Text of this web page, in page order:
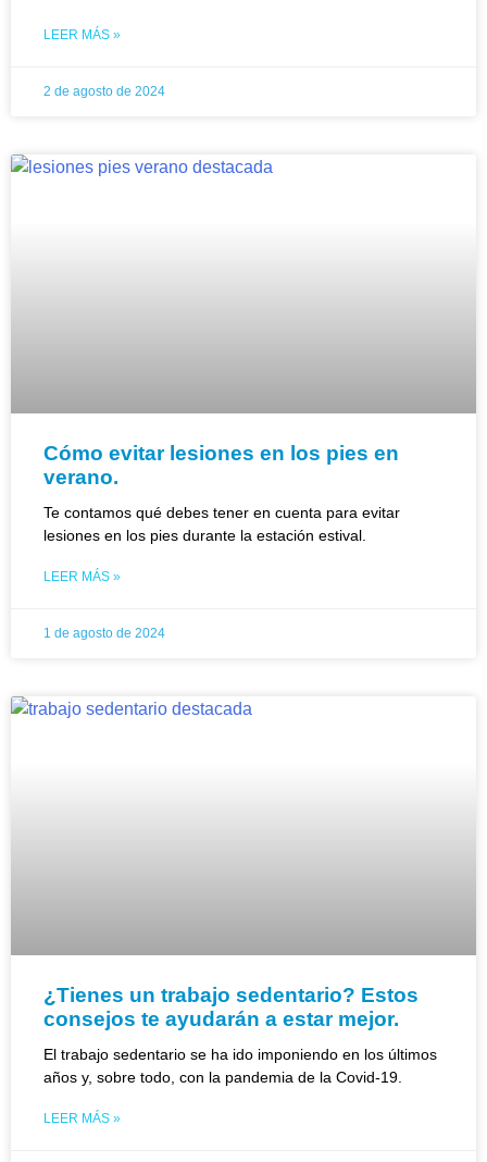
LEER MÁS »
2 de agosto de 2024
Cómo evitar lesiones en los pies en
verano.
Te contamos qué debes tener en cuenta para evitar
lesiones en los pies durante la estación estival.
LEER MÁS »
1 de agosto de 2024
¿Tienes un trabajo sedentario? Estos
consejos te ayudarán a estar mejor.
El trabajo sedentario se ha ido imponiendo en los últimos
años y, sobre todo, con la pandemia de la Covid-19.
LEER MÁS »